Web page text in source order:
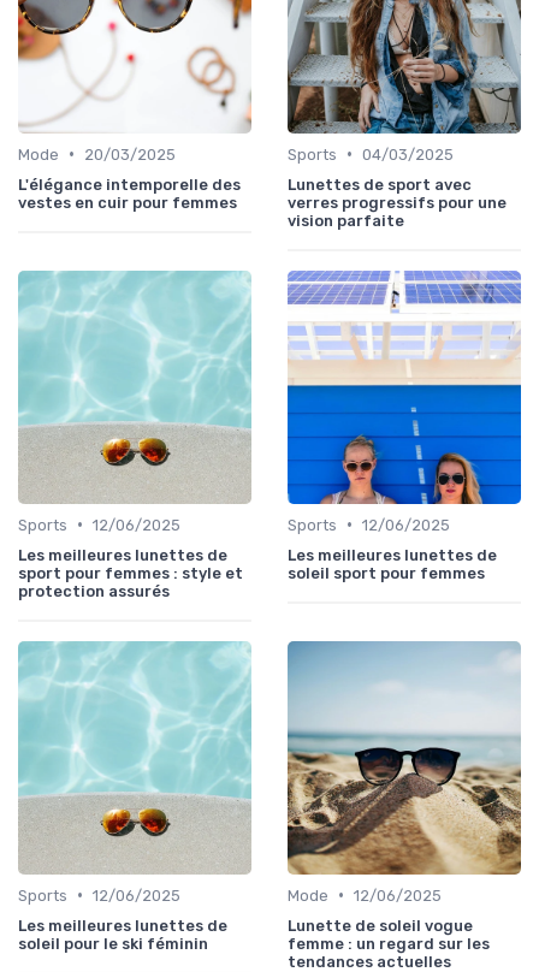
Mode •
20/03/2025
L'élégance intemporelle des
vestes en cuir pour femmes
Sports • 04/03/2025
Lunettes de sport avec
verres progressifs pour une
vision parfaite
Sports • 12/06/2025
Les meilleures lunettes de
sport pour femmes : style et
protection assurés
Sports • 12/06/2025
Les meilleures lunettes de
soleil sport pour femmes
Sports • 12/06/2025
Les meilleures lunettes de
soleil pour le ski féminin
Mode • 12/06/2025
Lunette de soleil vogue
femme : un regard sur les
tendances actuelles